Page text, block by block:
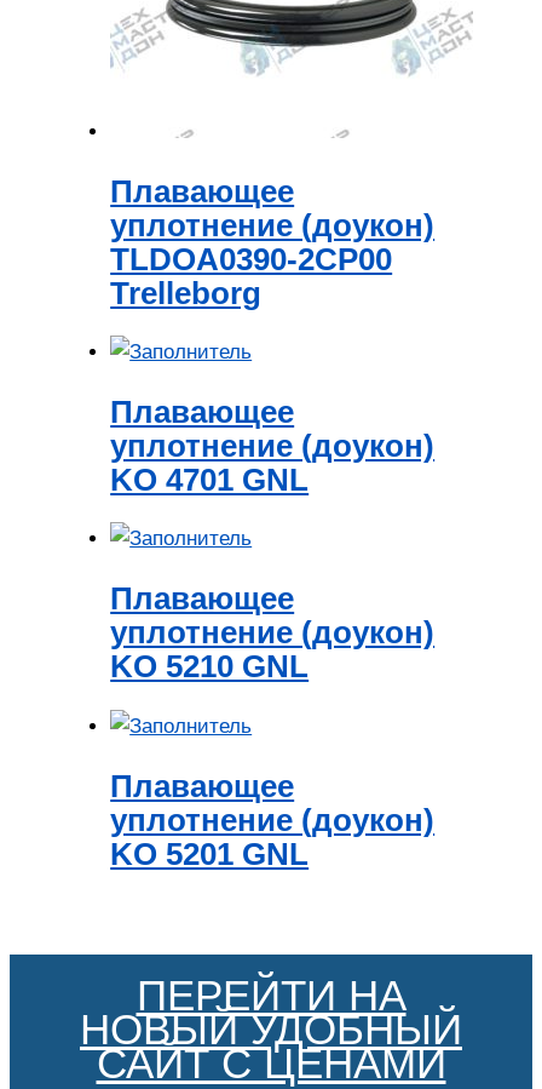
Плавающее
уплотнение (доукон)
TLDOA0390-2CP00
Trelleborg
Плавающее
уплотнение (доукон)
KO 4701 GNL
Плавающее
уплотнение (доукон)
KO 5210 GNL
Плавающее
уплотнение (доукон)
KO 5201 GNL
ПЕРЕЙТИ НА
НОВЫЙ УДОБНЫЙ
САЙТ С ЦЕНАМИ